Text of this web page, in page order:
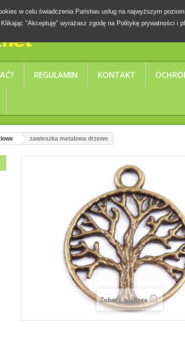
REGULAMIN KONTAKT
w celu świadczenia Państwu usług na najwyższym
"Akceptuję" wyrażasz zgodę na Politykę prywatności i
zawieszka metalowa drzewo
Zobacz większe